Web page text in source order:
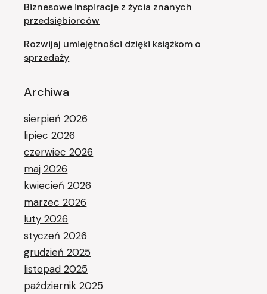
Biznesowe inspiracje z życia znanych
przedsiębiorców
Rozwijaj umiejętności dzięki książkom o
sprzedaży
Archiwa
sierpień 2026
lipiec 2026
czerwiec 2026
maj 2026
kwiecień 2026
marzec 2026
luty 2026
styczeń 2026
grudzień 2025
listopad 2025
październik 2025